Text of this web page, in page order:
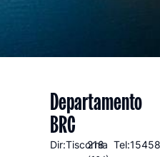
Departamento
BRC
Dir:Tiscornia
218